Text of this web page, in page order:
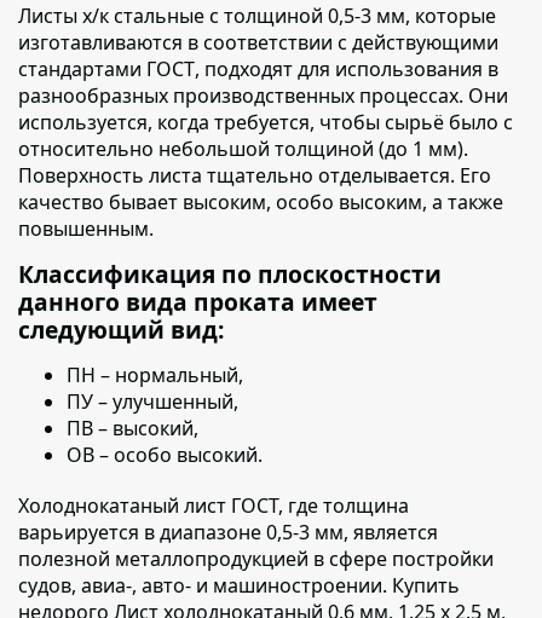
Листы х/к стальные с толщиной 0,5-3 мм, которые
изготавливаются в соответствии с действующими
стандартами ГОСТ, подходят для использования в
разнообразных производственных процессах. Они
используется, когда требуется, чтобы сырьё было с
относительно небольшой толщиной (до 1 мм).
Поверхность листа тщательно отделывается. Его
качество бывает высоким, особо высоким, а также
повышенным.
Классификация по плоскостности
данного вида проката имеет
следующий вид:
ПН – нормальный,
ПУ – улучшенный,
ПВ – высокий,
ОВ – особо высокий.
Холоднокатаный лист ГОСТ, где толщина
варьируется в диапазоне 0,5-3 мм, является
полезной металлопродукцией в сфере постройки
судов, авиа-, авто- и машиностроении. Купить
недорого Лист холоднокатаный 0.6 мм, 1.25 х 2.5 м,